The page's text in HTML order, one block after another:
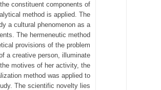
constituent components of
method is applied. The
a cultural phenomenon as a
The hermeneutic method
provisions of the problem
a creative person, illuminate
motives of her activity, the
method was applied to
The scientific novelty lies